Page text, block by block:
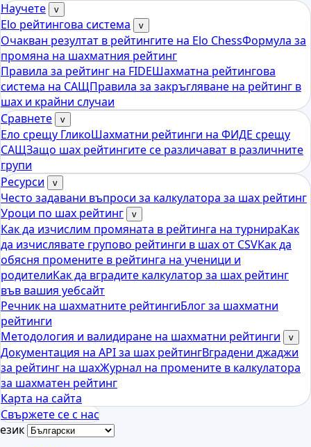
Научете
v
Elo рейтингова система v
Очакван резултат в рейтингите на Elo ChessФормула за
промяна на шахматния рейтинг
Правила за рейтинг на FIDEШахматна рейтингова
система на САЩПравила за закръгляване на рейтинг в
шах и крайни случаи
Сравнете
v
Ело срещу ГликоШахматни рейтинги на ФИДЕ срещу
САЩЗащо шах рейтингите се различават в различните
групи
Ресурси
v
Често задавани въпроси за калкулатора за шах рейтинг
Уроци по шах рейтинг
v
Как да изчислим промяната в рейтинга на турнираКак
да изчислявате групово рейтинги в шах от CSVКак да
обясня промените в рейтинга на ученици и
родителиКак да вградите калкулатор за шах рейтинг
във вашия уебсайт
Речник на шахматните рейтингиБлог за шахматни
рейтинги
Методология и валидиране на шахматни рейтинги
v
Документация на API за шах рейтингВградени джаджи
за рейтинг на шахЖурнал на промените в калкулатора
за шахматен рейтинг
Карта на сайта
Свържете се с нас
език